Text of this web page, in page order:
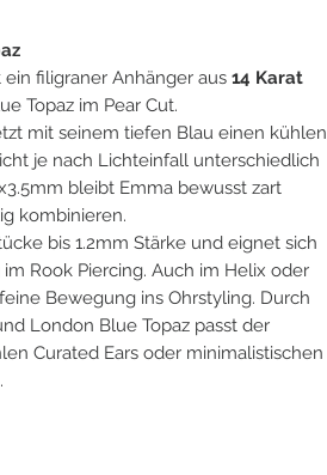
ein filigraner Anhänger aus 14 Karat
Topaz im Pear Cut.
mit seinem tiefen Blau einen kühlen
je nach Lichteinfall unterschiedlich
bleibt Emma bewusst zart
kombinieren.
bis 1.2mm Stärke und eignet sich
Rook Piercing. Auch im Helix oder
Bewegung ins Ohrstyling. Durch
London Blue Topaz passt der
Curated Ears oder minimalistischen